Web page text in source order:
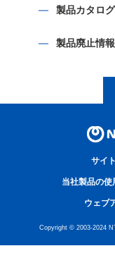
製品カタロ
製品廃止情報
サイ
当社製品の使
ウェブ
Copyright © 2003-2024